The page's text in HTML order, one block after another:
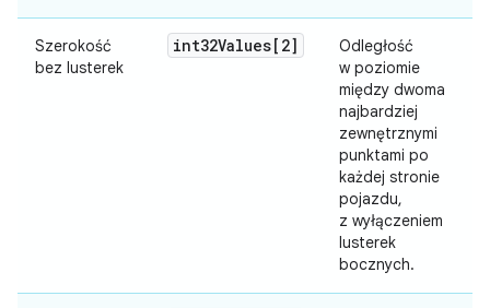
Szerokość
bez lusterek
int32Values[2]
Odległość
w poziomie
między dwoma
najbardziej
zewnętrznymi
punktami po
każdej stronie
pojazdu,
z wyłączeniem
lusterek
bocznych.